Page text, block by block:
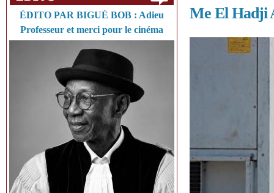
ÉDITO PAR BIGUÉ BOB : Adieu
Professeur et merci pour le cinéma
Me El Hadji